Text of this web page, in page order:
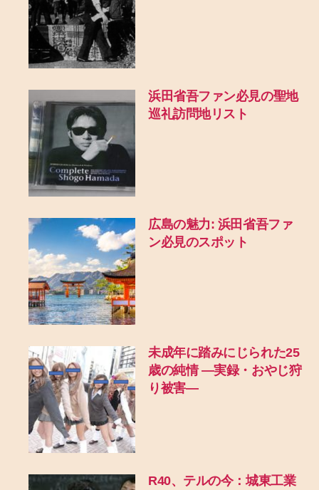
浜田省吾ファン必見の聖地
巡礼訪問地リスト
広島の魅力: 浜田省吾ファ
ン必見のスポット
未成年に踏みにじられた25
歳の純情 ―実録・おやじ狩
り被害―
R40、テルの今：城東工業